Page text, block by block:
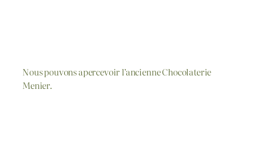
Nous pouvons apercevoir l’ancienne Chocolaterie
Menier.